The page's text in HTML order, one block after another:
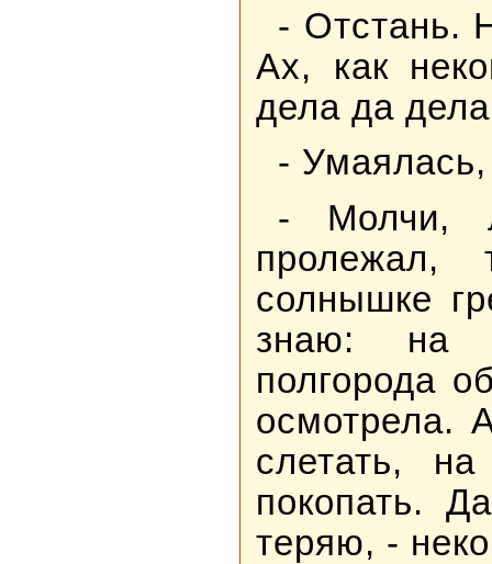
- Отстань.
Ах, как
дела да
-
- Молчи,
солнышке
знаю: на
полгорода
осмотрела.
слетать,
покопать.
теряю, -